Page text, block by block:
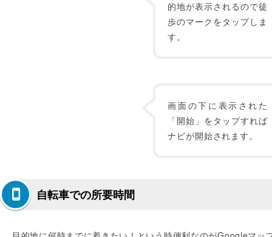
的地が表示されるので徒
歩のマークをタップしま
す。
画面の下に表示された
「開始」をタップすれば
ナビが開始されます。
自転車での所要時間